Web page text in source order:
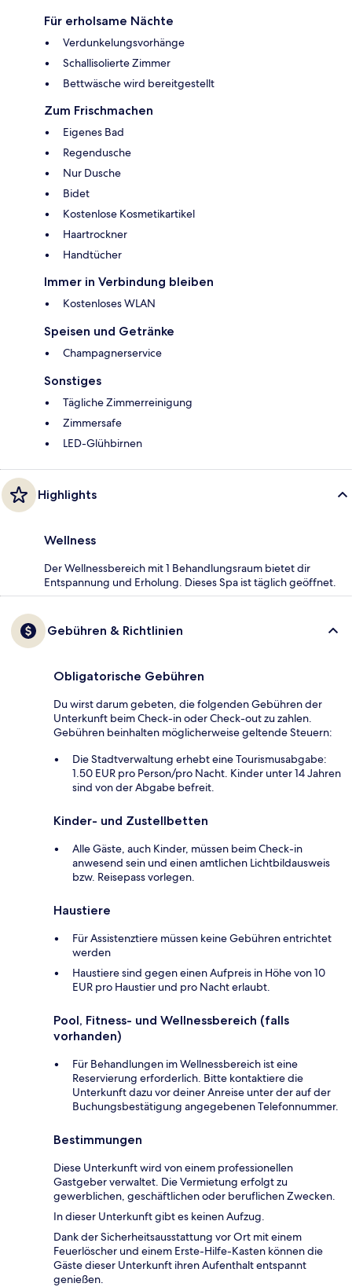
Für erholsame Nächte
Verdunkelungsvorhänge
Schallisolierte Zimmer
Bettwäsche wird bereitgestellt
Zum Frischmachen
Eigenes Bad
Regendusche
Nur Dusche
Bidet
Kostenlose Kosmetikartikel
Haartrockner
Handtücher
Immer in Verbindung bleiben
Kostenloses WLAN
Speisen und Getränke
Champagnerservice
Sonstiges
Tägliche Zimmerreinigung
Zimmersafe
LED-Glühbirnen
Highlights
Wellness
Der Wellnessbereich mit 1 Behandlungsraum bietet dir
Entspannung und Erholung. Dieses Spa ist täglich geöffnet.
Gebühren & Richtlinien
Obligatorische Gebühren
Du wirst darum gebeten, die folgenden Gebühren der
Unterkunft beim Check-in oder Check-out zu zahlen.
Gebühren beinhalten möglicherweise geltende Steuern:
Die Stadtverwaltung erhebt eine Tourismusabgabe:
1.50 EUR pro Person/pro Nacht. Kinder unter 14 Jahren
sind von der Abgabe befreit.
Kinder- und Zustellbetten
Alle Gäste, auch Kinder, müssen beim Check-in
anwesend sein und einen amtlichen Lichtbildausweis
bzw. Reisepass vorlegen.
Haustiere
Für Assistenztiere müssen keine Gebühren entrichtet
werden
Haustiere sind gegen einen Aufpreis in Höhe von 10
EUR pro Haustier und pro Nacht erlaubt.
Pool, Fitness- und Wellnessbereich (falls
vorhanden)
Für Behandlungen im Wellnessbereich ist eine
Reservierung erforderlich. Bitte kontaktiere die
Unterkunft dazu vor deiner Anreise unter der auf der
Buchungsbestätigung angegebenen Telefonnummer.
Bestimmungen
Diese Unterkunft wird von einem professionellen
Gastgeber verwaltet. Die Vermietung erfolgt zu
gewerblichen, geschäftlichen oder beruflichen Zwecken.
In dieser Unterkunft gibt es keinen Aufzug.
Dank der Sicherheitsausstattung vor Ort mit einem
Feuerlöscher und einem Erste-Hilfe-Kasten können die
Gäste dieser Unterkunft ihren Aufenthalt entspannt
genießen.